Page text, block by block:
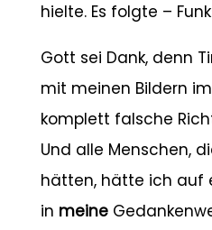
hielte. Es folgte –
Gott sei Dank, denn
mit meinen Bildern
komplett falsche
Und alle Menschen,
hätten, hätte ich auf
in meine